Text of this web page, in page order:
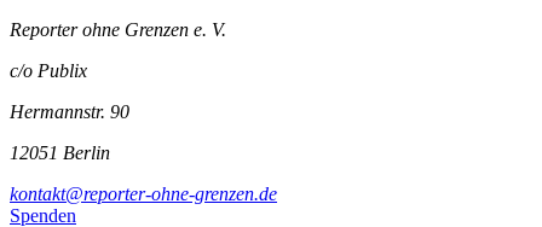
Reporter ohne Grenzen e. V.
c/o Publix
Hermannstr. 90
12051 Berlin
kontakt@reporter-ohne-grenzen.de
Spenden